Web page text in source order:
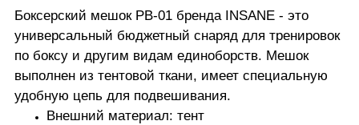
Боксерский мешок PB-01 бренда INSANE - это
универсальный бюджетный снаряд для тренировок
по боксу и другим видам единоборств. Мешок
выполнен из тентовой ткани, имеет специальную
удобную цепь для подвешивания.
Внешний материал: тент